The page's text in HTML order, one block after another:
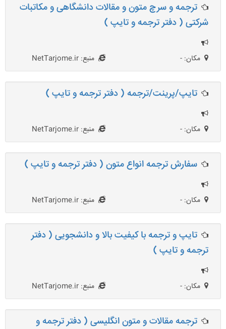
ترجمه و سرچ متون و مقالات دانشگاهی و مکاتبات
شرکتی ( دفتر ترجمه و تایپ )
مکان: - منبع: NetTarjome.ir
تایپ/پرینت/ترجمه ( دفتر ترجمه و تایپ )
مکان: - منبع: NetTarjome.ir
سفارش ترجمه انواع متون ( دفتر ترجمه و تایپ )
مکان: - منبع: NetTarjome.ir
تایپ و ترجمه با کیفیت بالا و دانشجویی ( دفتر
ترجمه و تایپ )
مکان: - منبع: NetTarjome.ir
ترجمه مقالات و متون انگلیسی ( دفتر ترجمه و